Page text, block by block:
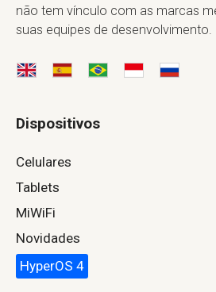
não tem vínculo com as marcas
suas equipes de desenvolvimento.
Dispositivos
Celulares
Tablets
MiWiFi
Novidades
HyperOS 4